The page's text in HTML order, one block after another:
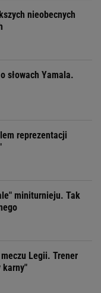
nieobecnych
słowach Yamala.
reprezentacji
miniturnieju. Tak
Legii. Trener
karny"